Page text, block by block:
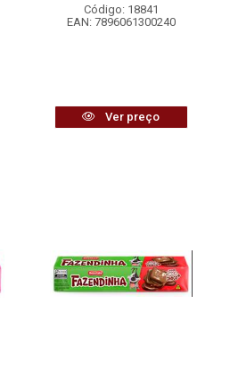
Código: 18841
EAN: 7896061300240
Ver preço